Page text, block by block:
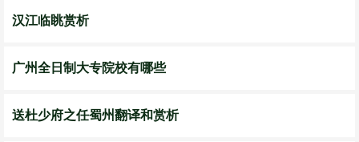
汉江临眺赏析
广州全日制大专院校有哪些
送杜少府之任蜀州翻译和赏析